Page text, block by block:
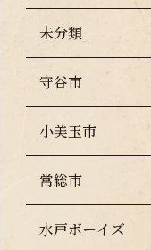
未分類
守谷市
小美玉市
常総市
水戸ボーイズ